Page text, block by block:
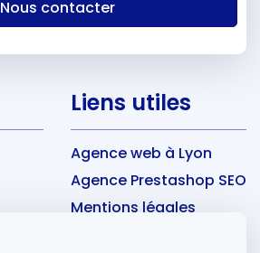
Nous contacter
Liens utiles
Agence web à Lyon
Agence Prestashop SEO
Mentions légales